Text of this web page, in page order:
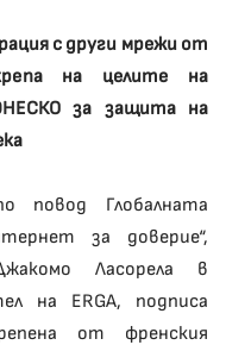
с други мрежи от
на целите на
за защита на
Глобалната
за доверие“,
Ласорела в
на ERGA, подписа
от френския